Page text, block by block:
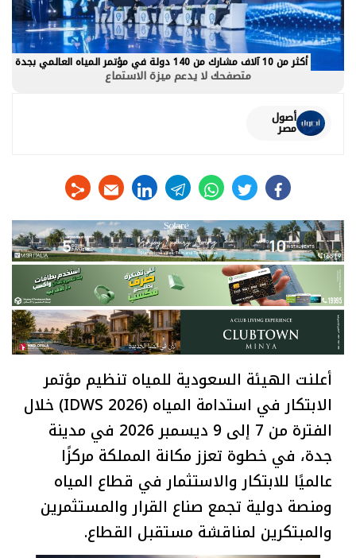
أكثر من 10 آلاف مشارك من 140 دولة في مؤتمر المياه العالمي بجدة
متصفحك لا يدعم ميزة الاستماع
أصول
مصر
facebook
twitter
whats
telegram
linkedin
أعلنت الهيئة السعودية للمياه تنظيم مؤتمر
الابتكار في استدامة المياه (IDWS 2026) خلال
الفترة من 7 إلى 9 ديسمبر 2026 في مدينة
جدة، في خطوة تعزز مكانة المملكة مركزًا
عالميًا للابتكار والاستثمار في قطاع المياه
ومنصة دولية تجمع صناع القرار والمستثمرين
والمبتكرين لمناقشة مستقبل القطاع.